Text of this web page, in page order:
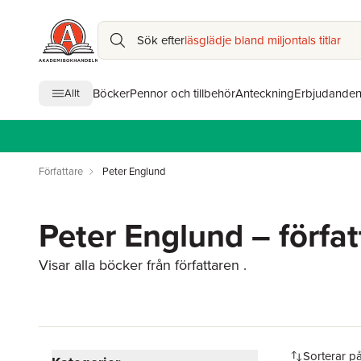
Sök efterläsglädje bland miljontals titlar
Allt BöckerPennor och tillbehörAnteckningErbjudanden
Författare Peter Englund
Peter Englund –
Visar alla böcker från författaren .
Sorterar